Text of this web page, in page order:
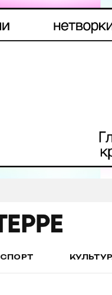
СПОРТ